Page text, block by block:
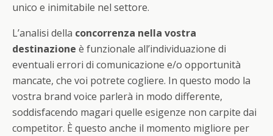
unico e inimitabile nel settore.
L’analisi della concorrenza nella vostra
destinazione è funzionale all’individuazione di
eventuali errori di comunicazione e/o opportunità
mancate, che voi potrete cogliere. In questo modo la
vostra brand voice parlerà in modo differente,
soddisfacendo magari quelle esigenze non carpite dai
competitor. È questo anche il momento migliore per